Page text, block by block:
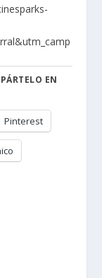
EN
Pinterest